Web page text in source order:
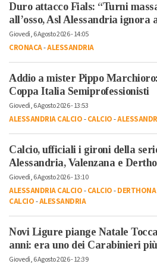
Duro attacco Fials: “Turni
all’osso, Asl Alessandria ignora
Giovedì, 6 Agosto 2026 - 14:05
CRONACA-ALESSANDRIA
Addio a mister Pippo
Coppa Italia Semiprofessionisti
Giovedì, 6 Agosto 2026 - 13:53
ALESSANDRIA CALCIO-CALCIO-
Calcio, ufficiali i gironi della
Alessandria, Valenzana e
Giovedì, 6 Agosto 2026 - 13:10
ALESSANDRIA CALCIO-CALCIO-
CALCIO-ALESSANDRIA
Novi Ligure piange Natale
anni: era uno dei Carabinieri
Giovedì, 6 Agosto 2026 - 12:39